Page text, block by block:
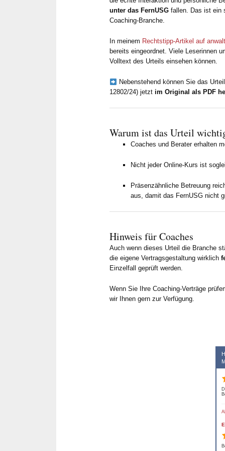
unter das FernUSG fallen. Das ist ein
Coaching-Branche.
In meinem Rechtstipp-Artikel auf
bereits eingeordnet. Viele Leserinnen
Volltext des Urteils einsehen können.
Nebenstehend können Sie das
12802/24) jetzt im Original als PDF
Warum ist das Urteil
Coaches und Berater erhalten
Nicht jeder Online-Kurs ist
Präsenzähnliche Betreuung
aus, damit das FernUSG nicht
Hinweis für Coaches
Auch wenn dieses Urteil die Branche
die eigene Vertragsgestaltung wirklich
Einzelfall geprüft werden.
Wenn Sie Ihre Coaching-Verträge
wir Ihnen gern zur Verfügung.
sind seit
der
Metzner
schnelle
über
taggleich
aus